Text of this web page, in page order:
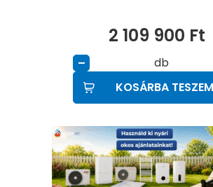
2 109 900 Ft
– db
KOSÁRBA TESZEM